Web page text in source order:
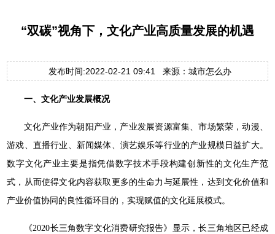
“双碳”视角下，文化产业高质量发展的机遇
发布时间:2022-02-21 09:41 来源：城市怎么办
一、文化产业发展概况
文化产业作为朝阳产业，产业发展资源富集、市场繁荣，动漫、
游戏、直播行业、新闻媒体、演艺娱乐等行业的产业规模日益扩大。
数字文化产业主要是指凭借数字技术手段构建创新性的文化生产范
式，从而使得文化内容获取更多的生命力与延展性，达到文化价值和
产业价值协同的良性循环目的，实现赋值的文化延展模式。
《2020长三角数字文化消费研究报告》显示，长三角地区已经成